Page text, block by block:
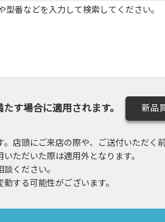
型番などを入力して検索してください。
す場合に適用されます。 新品
店頭にご来店の際や、ご送付いただく
ただいた際は適用外となります。
ください。
する可能性がございます。